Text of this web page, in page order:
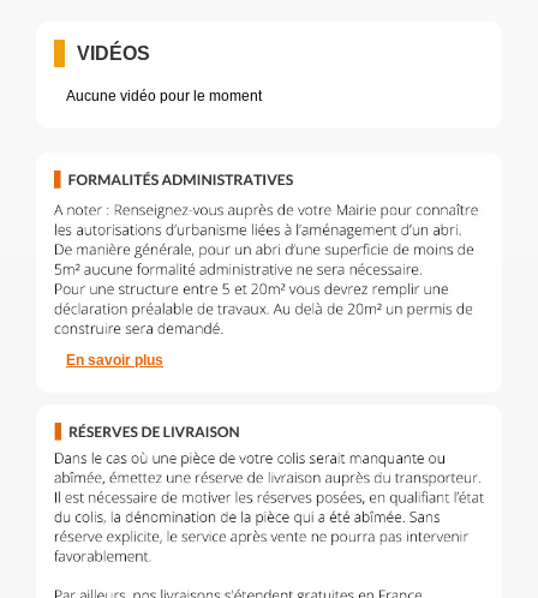
VIDÉOS
Aucune vidéo pour le moment
En savoir plus